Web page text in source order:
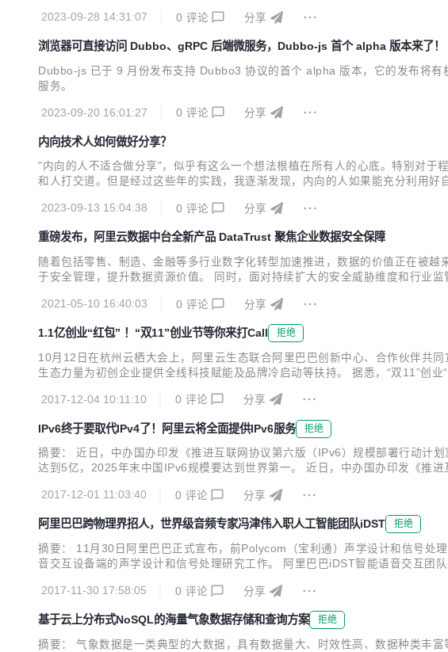
2023-09-28 14:31:07 0 评论 分享
浏览器可直接访问 Dubbo、gRPC 后端微服务，Dubbo-js 首个 alpha 版本来了！
Dubbo-js 已于 9 月份发布支持 Dubbo3 协议的首个 alpha 版本，它的发布将
服务。
2023-09-20 16:01:27 0 评论 分享
内向技术人如何做好分享？
"内向的人不适合做分享"，似乎有这么一个想法根植在所有人的心底。特别对
和人打交道。但是经过这些年的实践，我逐渐发现，内向的人如果能充分利用好
2023-09-13 15:04:38 0 评论 分享
重磅发布，阿里云数据中台全新产品 DataTrust 聚焦企业数据安全保障
随着包括零售、制造、金融等多行业数字化转型加速推进，数据的价值正在被
于安全管理，提升数据资源价值。 同时，面对持续扩大的安全威胁维度和行业
台丰富的应用场景实践，能够在保障数据安全的前提下完成多方数据联合...
2021-05-10 16:40:03 0 评论 分享
1.1亿创业“红包” ！“双11”创业节等你来打Call 拒绝
10月12日在杭州云栖大会上，阿里云生态联合阿里巴巴创新中心、合作伙伴共
生态力量为初创企业提供全线科技赋能及品牌冷启动等扶持。 据悉，“双11”创
的预热期，用户可以在此期间免费试用...
2017-12-04 10:11:10 0 评论 分享
IPv6终于要取代IPv4了！阿里云将全面提供IPv6服务 拒绝
摘要： 近日，中办国办印发《推进互联网协议第六版（IPv6）规模部署行动计
达到5亿，2025年末中国IPv6规模要达到世界第一。 近日，中办国办印发《推
社会各领域深度融合应用，阿里...
2017-12-01 11:03:40 0 评论 分享
阿里巴巴跨物理界招人，世界级音频专家冯津伟入职人工智能团队iDST 拒绝
摘要： 11月30日阿里巴巴正式宣布，前Polycom（宝利通）声学设计和信号处
音交互设备端的声学设计和信号处理研究工作。 阿里巴巴iDST智能语音交互团
物。 冯...
2017-11-30 17:58:05 0 评论 分享
基于云上分布式NoSQL的海量气象数据存储和查询方案 拒绝
摘要： 气象数据是一类典型的大数据，具有数据量大、时效性高、数据种类丰